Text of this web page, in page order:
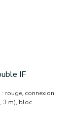
IF
rouge, connexion:
3 m), bloc